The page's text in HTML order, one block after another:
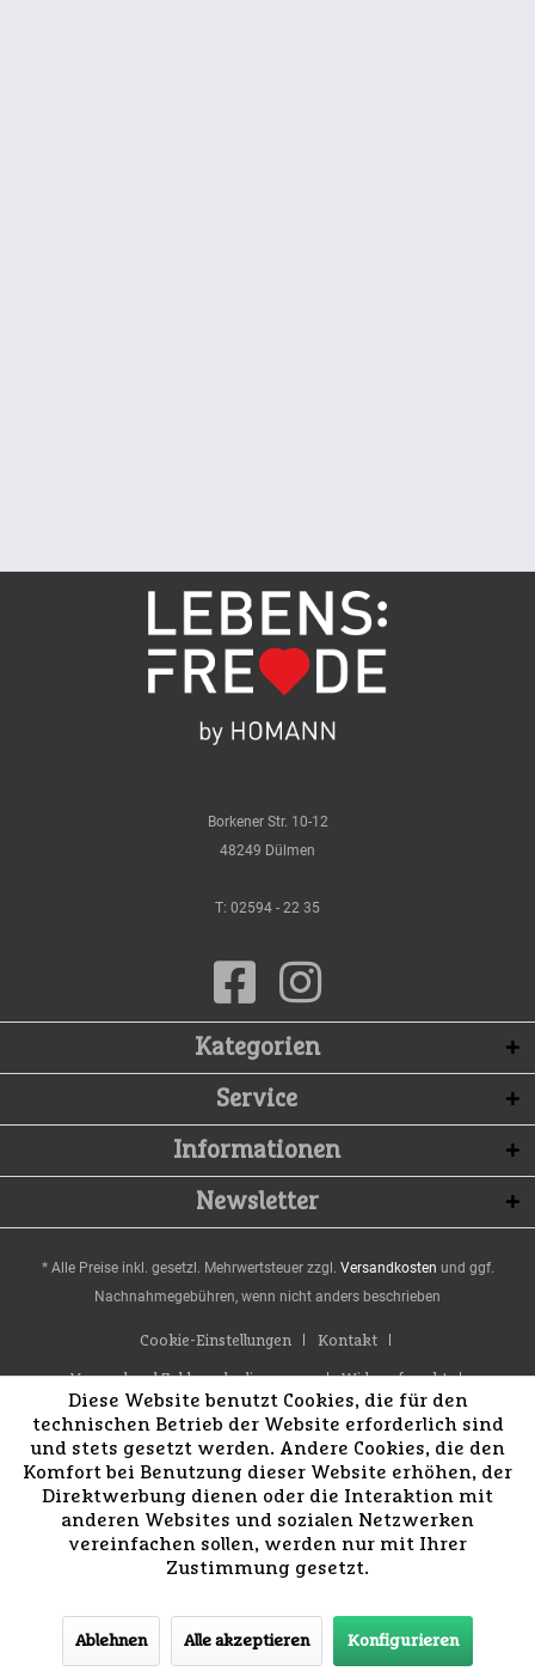
Borkener Str. 10-12
48249 Dülmen
T: 02594 - 22 35
Kategorien
Service
Informationen
Newsletter
* Alle Preise inkl. gesetzl. Mehrwertsteuer zzgl. Versandkosten und ggf.
Nachnahmegebühren, wenn nicht anders beschrieben
Cookie-Einstellungen Kontakt
Versand und Zahlungsbedingungen Widerrufsrecht
Datenschutz AGB Impressum
Diese Website benutzt Cookies, die für den
technischen Betrieb der Website erforderlich sind
und stets gesetzt werden. Andere Cookies, die den
Komfort bei Benutzung dieser Website erhöhen, der
Direktwerbung dienen oder die Interaktion mit
anderen Websites und sozialen Netzwerken
vereinfachen sollen, werden nur mit Ihrer
Zustimmung gesetzt.
Ablehnen Alle akzeptieren Konfigurieren